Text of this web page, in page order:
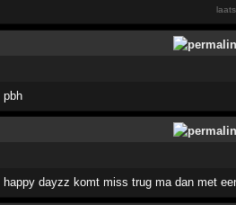
pbh
happy dayzz komt miss trug ma dan met